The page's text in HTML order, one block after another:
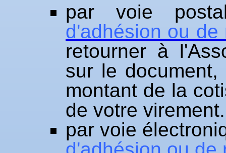
par voie
d'adhésion ou de
retourner à
sur le
montant de la
de votre virement.
par voie